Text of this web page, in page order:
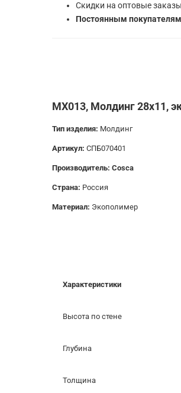
Скидки на оптовые
Постоянным
MX013, Молдинг 28х11,
Тип изделия: Молдинг
Артикул: СПБ070401
Производитель: Cosca
Страна: Россия
Материал: Экополимер
Характеристики
Высота по стене
Глубина
Толщина